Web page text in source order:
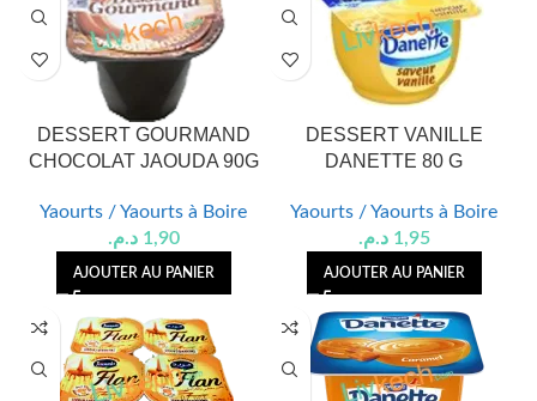
DESSERT GOURMAND
CHOCOLAT JAOUDA 90G
Yaourts / Yaourts à Boire
1,90 د.م.
AJOUTER AU PANIER
DESSERT VANILLE
DANETTE 80 G
Yaourts / Yaourts à Boire
1,95 د.م.
AJOUTER AU PANIER